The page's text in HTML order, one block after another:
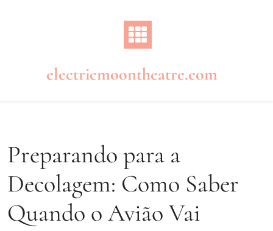
electricmoontheatre.com
Preparando para a
Decolagem: Como Saber
Quando o Avião Vai